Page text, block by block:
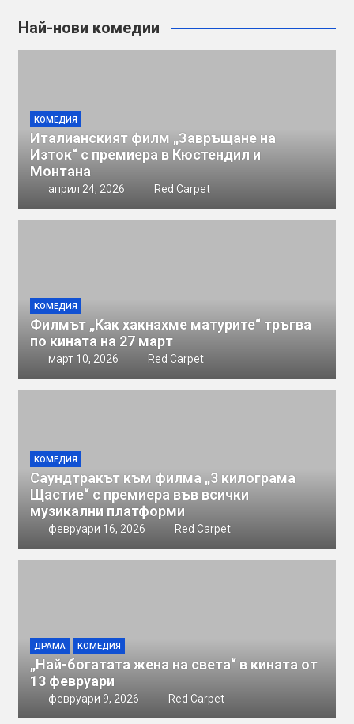
Най-нови комедии
КОМЕДИЯ
Италианският филм „Завръщане на
Изток“ с премиера в Кюстендил и
Монтана
април 24, 2026 Red Carpet
КОМЕДИЯ
Филмът „Как хакнахме матурите“ тръгва
по кината на 27 март
март 10, 2026 Red Carpet
КОМЕДИЯ
Саундтракът към филма „3 килограма
Щастие“ с премиера във всички
музикални платформи
февруари 16, 2026 Red Carpet
ДРАМА КОМЕДИЯ
„Най-богатата жена на света“ в кината от
13 февруари
февруари 9, 2026 Red Carpet